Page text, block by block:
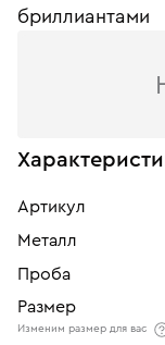
бриллиантами
Артикул
Металл
Проба
Размер
Изменим размер для вас